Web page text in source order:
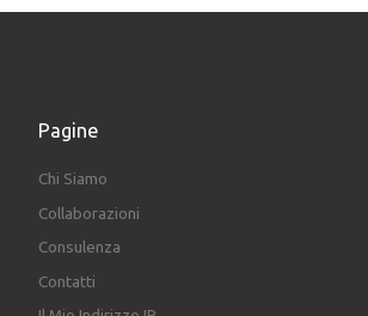
Pagine
Chi Siamo
Collaborazioni
Consulenza
Contatti